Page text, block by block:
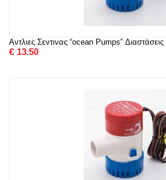
Αντλιες Σεντινας “ocean Pumps”
€ 13.50